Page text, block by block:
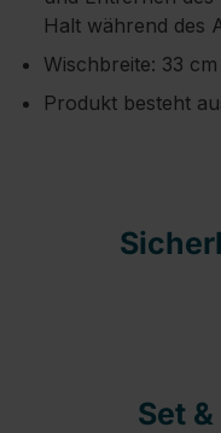
Halt während des
Wischbreite: 33 cm
Produkt besteht
Set